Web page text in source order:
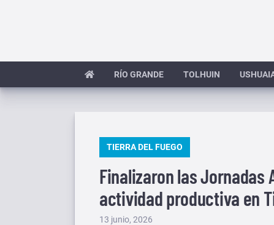
RÍO GRANDE TOLHUIN
PUBLICADO
TIERRA DEL FUEGO
Finalizaron las Jornadas
actividad productiva en
Publicado
13 junio, 2026